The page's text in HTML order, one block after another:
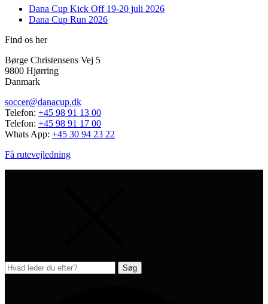
Dana Cup Kick Off 19-20 juli 2026
Dana Cup Run 2026
Find os her
Børge Christensens Vej 5
9800 Hjørring
Danmark
soccer@danacup.dk
Telefon: +45 98 91 13 00
Telefon: +45 98 91 17 00
Whats App: +45 30 94 23 22
Få rutevejledning